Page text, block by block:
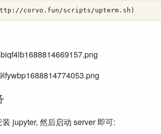
corvo.fun/scripts/upterm.sh)
jupyter, 然后启动 server 即可: